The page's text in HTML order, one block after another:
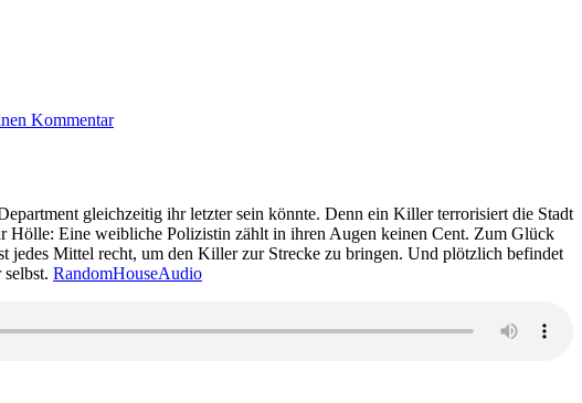
KommentarThomas
gleichzeitig ihr letzter sein könnte. Denn ein Killer terrorisiert die Stadt
Hölle: Eine weibliche Polizistin zählt in ihren Augen keinen Cent. Zum Glück
Mittel recht, um den Killer zur Strecke zu bringen. Und plötzlich befindet
RandomHouseAudio